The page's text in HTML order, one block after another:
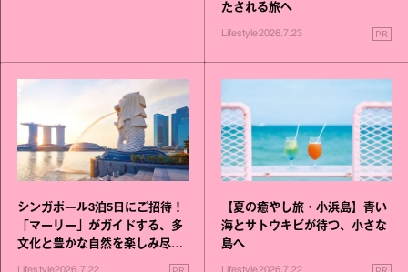
たされる旅へ
Lifestyle2026.7.23 PR
シンガポール3泊5日にご招待！
「マーリー」がガイドする、多
文化と豊かな自然を楽しみ尽く
す旅
【夏の癒やし旅・小浜島】青い
海とサトウキビが待つ、小さな
島へ